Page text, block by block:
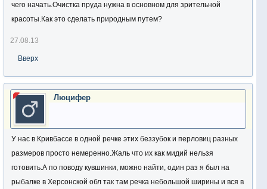
чего начать.Очистка пруда нужна в основном для зрительной
красоты.Как это сделать природным путем?
27.08.13
Вверх
Люцифер
У нас в Кривбассе в одной речке этих беззубок и перловиц разных
размеров просто немеренно.Жаль что их как мидий нельзя
готовить.А по поводу кувшинки, можно найти, один раз я был на
рыбалке в Херсонской обл так там речка небольшой ширины и вся в